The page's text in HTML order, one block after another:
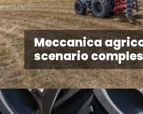
Meccanica
scenario